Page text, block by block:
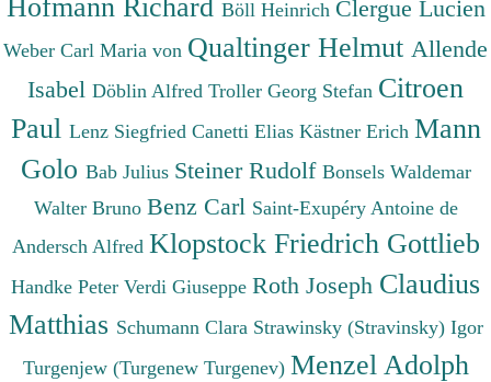
Böll Heinrich Clergue Lucien
Weber Carl Maria von Qualtinger Helmut Allende
Isabel Döblin Alfred Troller Georg Stefan Citroen
Paul Lenz Siegfried Canetti Elias Kästner Erich Mann
Golo Bab Julius Steiner Rudolf Bonsels Waldemar
Walter Bruno Benz Carl Saint-Exupéry Antoine de
Andersch Alfred Klopstock Friedrich Gottlieb
Handke Peter Verdi Giuseppe Roth Joseph Claudius
Matthias Schumann Clara Strawinsky (Stravinsky) Igor
Turgenjew (Turgenew Turgenev) Menzel Adolph